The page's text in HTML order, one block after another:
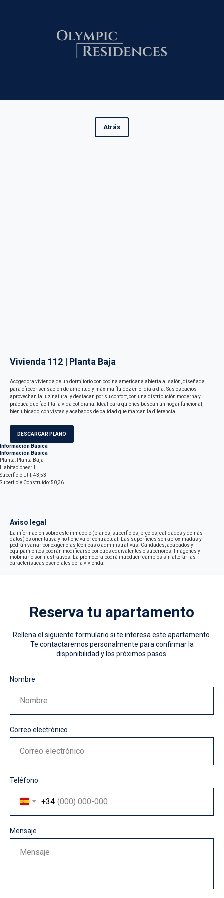
Atrás
Vivienda 112 | Planta Baja
Acogedora vivienda de un dormitorio con cocina americana abierta al salón, diseñada
para ofrecer sensación de amplitud y máxima fluidez en el día a día. Sus espacios
aprovechan la luz natural y destacan por su confort, con una distribución moderna y
práctica que facilita la vida cotidiana. Ideal para quienes buscan un hogar funcional,
bien ubicado, con vistas y acabados de calidad que marcan la diferencia.
DESCARGAR PLANO
Información Básica
Información Básica
Planta: Planta Baja
Habitaciones: 1
Superficie Útil: 43,53
Superficie Construido: 50,36
Aviso legal
La información sobre este inmueble (planos, superficies, precios, calidades y demás
datos) es orientativa y no tiene valor contractual. Las superficies son aproximadas y
podrán variar por exigencias técnicas o administrativas. Calidades, acabados y
equipamientos podrán modificarse por otros equivalentes o superiores. Imágenes y
mobiliario son ilustrativos. La promotora podrá introducir cambios sin alterar las
características esenciales de la vivienda.
Reserva tu apartamento
Rellena el siguiente formulario si te interesa este apartamento.
Te contactaremos personalmente para confirmar la
disponibilidad y los próximos pasos.
Nombre
Nombre
Correo electrónico
Correo electrónico
Teléfono
+34
Mensaje
Mensaje